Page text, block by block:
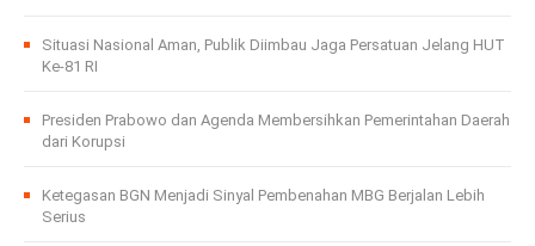
Situasi Nasional Aman, Publik Diimbau Jaga Persatuan Jelang HUT
Ke-81 RI
Presiden Prabowo dan Agenda Membersihkan Pemerintahan Daerah
dari Korupsi
Ketegasan BGN Menjadi Sinyal Pembenahan MBG Berjalan Lebih
Serius